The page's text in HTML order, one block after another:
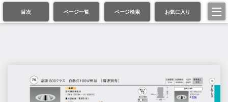
目次 ページ一覧 ページ検索 お気に入り